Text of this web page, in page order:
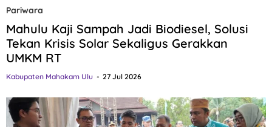
Pariwara
Mahulu Kaji Sampah Jadi Biodiesel, Solusi
Tekan Krisis Solar Sekaligus Gerakkan
UMKM RT
Kabupaten Mahakam Ulu 27 Jul 2026